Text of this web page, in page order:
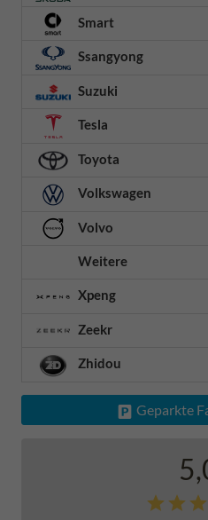
Smart
Ssangyong
Suzuki
Tesla
Toyota
Volkswagen
Volvo
Weitere
Xpeng
Zeekr
Zhidou
Geparkte